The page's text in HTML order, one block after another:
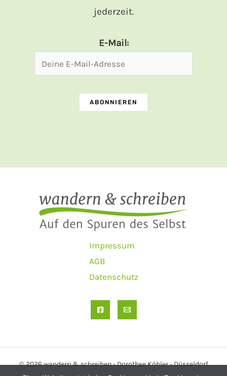
jederzeit.
E-Mail:
Impressum
AGB
Datenschutz
© 2026 wandern & schreiben - Dorothee Köhler - Düsseldorf